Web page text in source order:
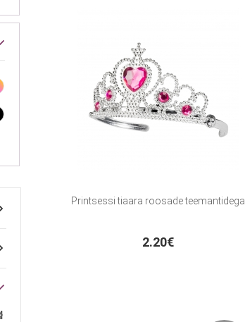
Printsessi tiaara roosade teemantidega
2.20€